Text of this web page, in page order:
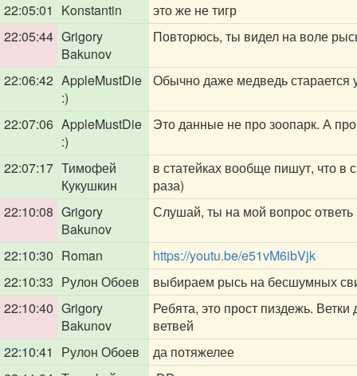
22:05:01
Konstantin
это же не тигр
22:05:44 Grigory
Bakunov
Повторюсь, ты видел на воле
22:06:42 AppleMustDie
:)
Обычно даже медведь старается
22:07:06 AppleMustDie
:)
Это данные не про зоопарк. А
22:07:17 Тимофей
Кукушкин
в статейках вообще пишут, что
раза)
22:10:08 Grigory
Bakunov
Слушай, ты на мой вопрос ответь
22:10:30 Roman
https://youtu.be/e51vM6ibVjk
22:10:33 Рулон Обоев
выбираем рысь на бесшумных
22:10:40 Grigory
Bakunov
Ребята, это прост пиздежь.
ветвей
22:10:41
Рулон Обоев
да потяжелее